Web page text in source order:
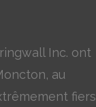
Inc. ont
au
fiers